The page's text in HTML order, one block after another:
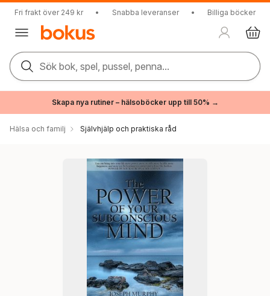
Fri frakt över 249 kr • Snabba leveranser • Billiga böcker
Sök bok, spel, pussel, penna...
Skapa nya rutiner – hälsoböcker upp till 50% →
Hälsa och familj Självhjälp och praktiska råd